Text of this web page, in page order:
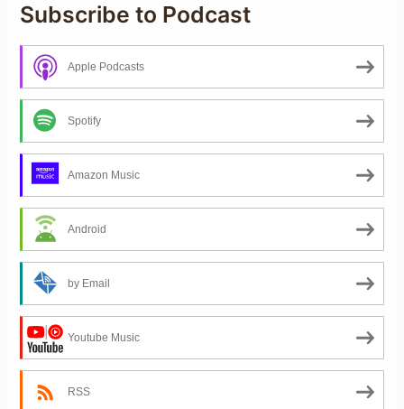
Subscribe to Podcast
Apple Podcasts
Spotify
Amazon Music
Android
by Email
Youtube Music
RSS